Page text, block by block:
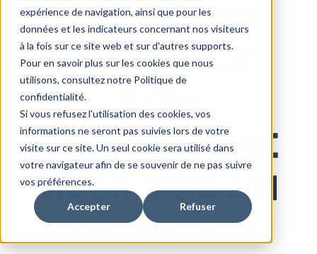
expérience de navigation, ainsi que pour les
données et les indicateurs concernant nos visiteurs
à la fois sur ce site web et sur d'autres supports.
Pour en savoir plus sur les cookies que nous
utilisons, consultez notre Politique de
confidentialité.
Si vous refusez l'utilisation des cookies, vos
informations ne seront pas suivies lors de votre
visite sur ce site. Un seul cookie sera utilisé dans
votre navigateur afin de se souvenir de ne pas suivre
vos préférences.
Accepter Refuser
ALPHALINK
RENFORCE
SON
ÉCOSYSTÈME
AVEC IPSILAN
NETWORKS